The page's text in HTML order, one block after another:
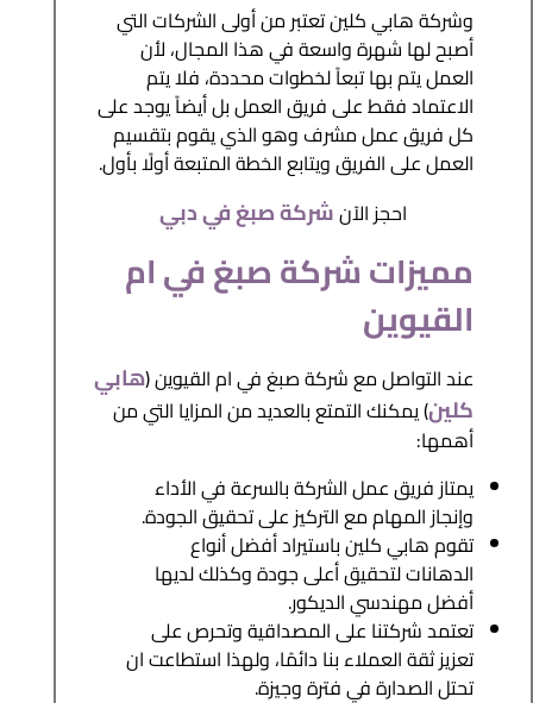
وشركة هابي كلين تعتبر من أولى الشركات التي
أصبح لها شهرة واسعة في هذا المجال، لأن
العمل يتم بها تبعاً لخطوات محددة، فلا يتم
الاعتماد فقط على فريق العمل بل أيضاً يوجد على
كل فريق عمل مشرف وهو الذي يقوم بتقسيم
العمل على الفريق ويتابع الخطة المتبعة أولًا بأول.
احجز الآنشركة صبغ في دبي
مميزات شركة صبغ في ام
القيوين
عند التواصل مع شركة صبغ في ام القيوين (هابي
كلين) يمكنك التمتع بالعديد من المزايا التي من
أهمها:
يمتاز فريق عمل الشركة بالسرعة في الأداء
وإنجاز المهام مع التركيز على تحقيق الجودة.
تقوم هابي كلين باستيراد أفضل أنواع
الدهانات لتحقيق أعلى جودة وكذلك لديها
أفضل مهندسي الديكور.
تعتمد شركتنا على المصداقية وتحرص على
تعزيز ثقة العملاء بنا دائمًا، ولهذا استطاعت ان
تحتل الصدارة في فترة وجيزة.